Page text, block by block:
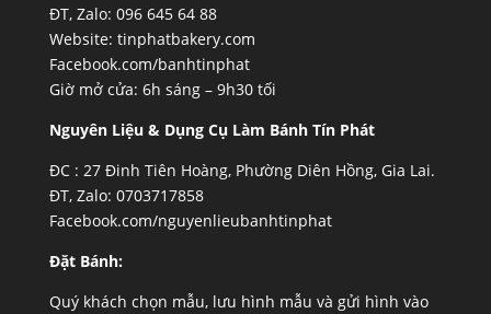
ĐT, Zalo: 096 645 64 88
Website: tinphatbakery.com
Facebook.com/banhtinphat
Giờ mở cửa: 6h sáng – 9h30 tối
Nguyên Liệu & Dụng Cụ Làm Bánh Tín Phát
ĐC : 27 Đinh Tiên Hoàng, Phường Diên Hồng, Gia Lai.
ĐT, Zalo: 0703717858
Facebook.com/nguyenlieubanhtinphat
Đặt Bánh:
Quý khách chọn mẫu, lưu hình mẫu và gửi hình vào